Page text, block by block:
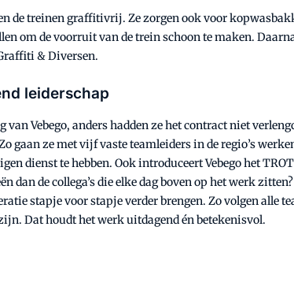
de treinen graffitivrij. Ze zorgen ook voor
om de voorruit van de trein schoon te maken.
& Diversen.
leiderschap
Vebego, anders hadden ze het contract niet
gaan ze met vijf vaste teamleiders in de regio’s
dienst te hebben. Ook introduceert Vebego het
dan de collega’s die elke dag boven op het werk
stapje voor stapje verder brengen. Zo volgen alle
Dat houdt het werk uitdagend én betekenisvol.